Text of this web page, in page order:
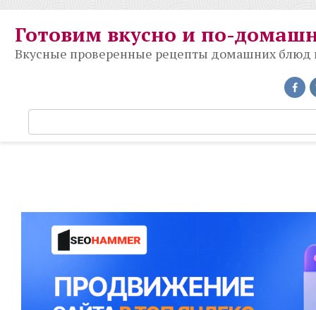
контенту
Готовим вкусно и по-
Вкусные проверенные рецепты домашних блюд
о